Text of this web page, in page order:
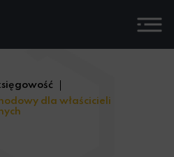
dla właścicieli